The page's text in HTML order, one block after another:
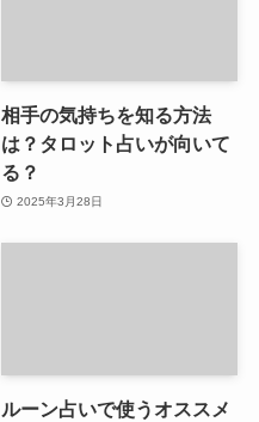
相手の気持ちを知る方法
は？タロット占いが向いて
る？
2025年3月28日
ルーン占いで使うオススメ